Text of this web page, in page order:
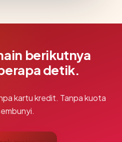
berikutnya
detik.
kartu kredit. Tanpa kuota